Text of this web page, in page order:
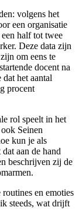
volgens het
een organisatie
half tot twee
Deze data zijn
om eens te
docent na
het aantal
procent
rol speelt in het
Seinen
kun je als
aan de hand
beschrijven zij de
en emoties
steeds, wat drijft